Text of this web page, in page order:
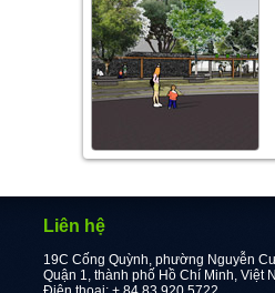
Liên hệ
19C Cống Quỳnh, phường Nguyễn
Quận 1, thành phố Hồ Chí Minh, Việt